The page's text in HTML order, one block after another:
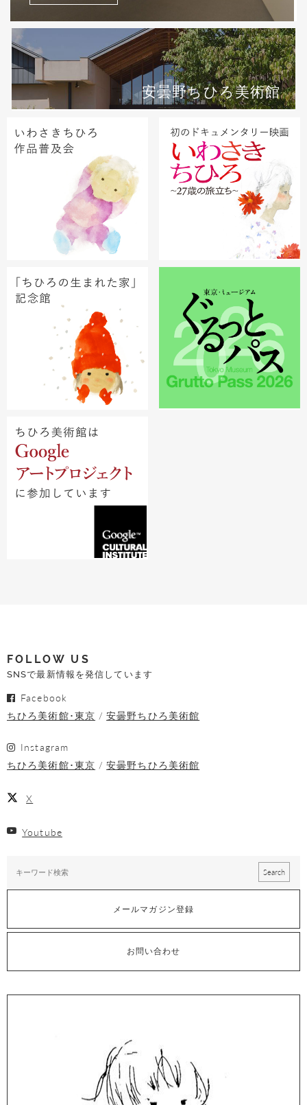
安曇野ちひろ美術館
FOLLOW US
SNSで最新情報を発信しています
Facebook
ちひろ美術館･東京
安曇野ちひろ美術館
Instagram
ちひろ美術館･東京
安曇野ちひろ美術館
X
Youtube
メールマガジン登録
お問い合わせ